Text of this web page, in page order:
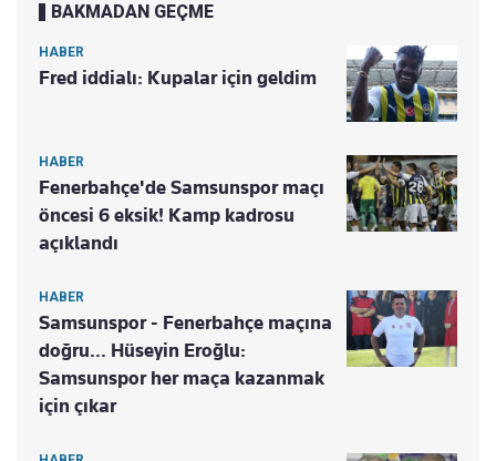
BAKMADAN GEÇME
HABER
Fred iddialı: Kupalar için geldim
HABER
Fenerbahçe'de Samsunspor maçı
öncesi 6 eksik! Kamp kadrosu
açıklandı
HABER
Samsunspor - Fenerbahçe maçına
doğru... Hüseyin Eroğlu:
Samsunspor her maça kazanmak
için çıkar